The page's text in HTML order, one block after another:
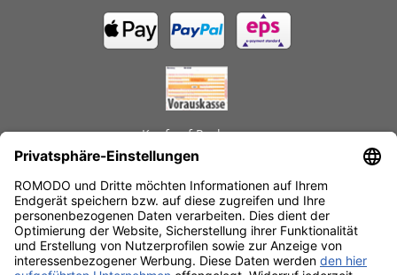
Kauf auf Rechnung
Schnelle Lieferzeiten
Käuferschutz
Datenschutz